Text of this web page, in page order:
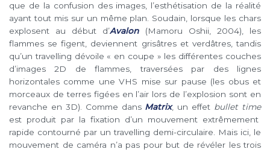
que de la confusion des images, l’esthétisation de la réalité
ayant tout mis sur un même plan. Soudain, lorsque les chars
explosent au début d’Avalon(Mamoru Oshii, 2004),
les
flammes se figent, deviennent grisâtres et verdâtres, tandis
qu’un travelling dévoile « en coupe » les différentes couches
d’images 2D de flammes, traversées par des lignes
horizontales comme une VHS mise sur pause (les obus et
morceaux de terres figées en l’air lors de l’explosion sont en
revanche en 3D). Comme dans Matrix, un effet bullet time
est produit par la fixation d’un mouvement extrêmement
rapide contourné par un travelling demi-circulaire.
Mais ici, le
mouvement de caméra n’a pas pour but de révéler les trois